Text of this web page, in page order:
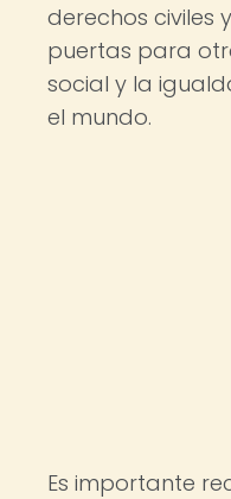
derechos civiles
puertas para
social y la
el mundo.
Es importante